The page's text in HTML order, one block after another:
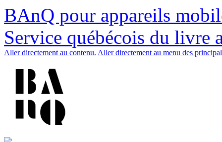
BAnQ pour appareils
Service québécois du livre
Aller directement au contenu. Aller directement au menu des